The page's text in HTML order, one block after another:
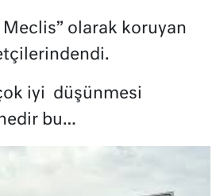
Meclis” olarak koruyan
iyi
düşünmesi
bu…